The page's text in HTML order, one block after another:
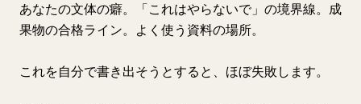
あなたの文体の癖。「これはやらないで」の境界線。成
果物の合格ライン。よく使う資料の場所。
これを自分で書き出そうとすると、ほぼ失敗します。